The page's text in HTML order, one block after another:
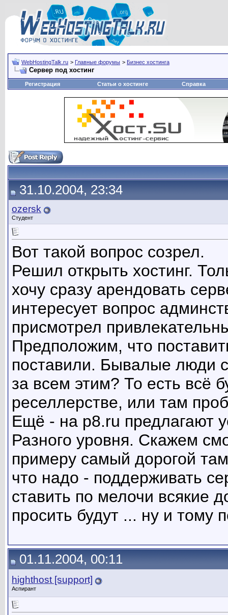
WebHostingTalk.ru > Главные форумы > Бизнес хостинга
Сервер под хостинг
Регистрация Статьи о хостинге Справка
31.10.2004, 23:34
ozersk
Студент
Вот такой вопрос созрел.
Решил открыть хостинг.
хочу сразу арендовать
интересует вопрос
присмотрел
Предположим, что
поставили. Бывалые люди
за всем этим? То есть всё
реселлерстве, или там
Ещё - на p8.ru предлагают
Разного уровня. Скажем
примеру самый дорогой
что надо - поддерживать
ставить по мелочи всякие
просить будут ... ну и тому
01.11.2004, 00:11
highthost [support]
Аспирант